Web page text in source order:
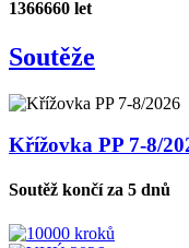
1366660 let
Soutěže
Křížovka PP 7-8/
Soutěž končí za 5 dnů